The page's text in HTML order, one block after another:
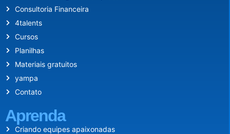
Consultoria Financeira
4talents
Cursos
Planilhas
Materiais gratuitos
yampa
Contato
Aprenda
Criando equipes apaixonadas